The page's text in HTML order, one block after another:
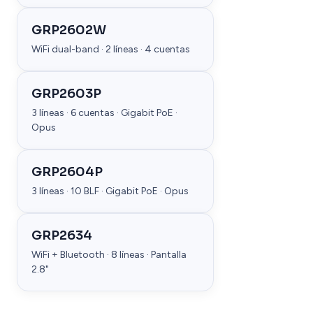
GRP2602W
WiFi dual-band · 2 líneas · 4 cuentas
GRP2603P
3 líneas · 6 cuentas · Gigabit PoE ·
Opus
GRP2604P
3 líneas · 10 BLF · Gigabit PoE · Opus
GRP2634
WiFi + Bluetooth · 8 líneas · Pantalla
2.8"